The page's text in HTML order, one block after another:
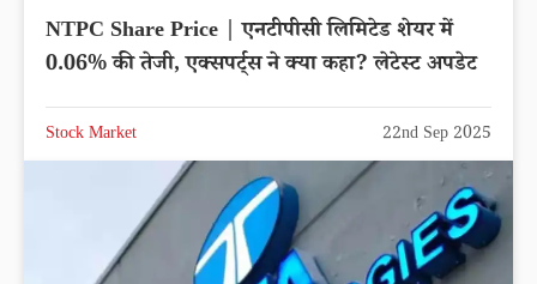
NTPC Share Price | एनटीपीसी लिमिटेड शेयर में
0.06% की तेजी, एक्सपर्ट्स ने क्या कहा? लेटेस्ट अपडेट
Stock Market 22nd Sep 2025